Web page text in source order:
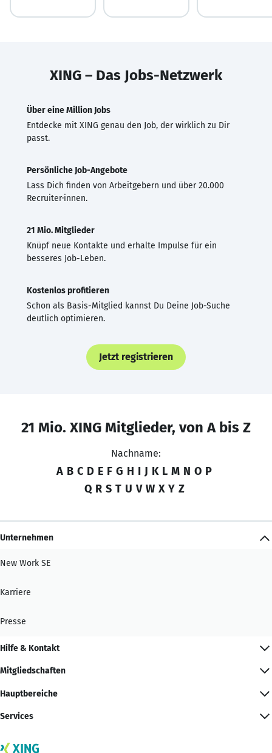
XING – Das Jobs-Netzwerk
Über eine Million Jobs
Entdecke mit XING genau den Job, der wirklich zu Dir
passt.
Persönliche Job-Angebote
Lass Dich finden von Arbeitgebern und über 20.000
Recruiter·innen.
21 Mio. Mitglieder
Knüpf neue Kontakte und erhalte Impulse für ein
besseres Job-Leben.
Kostenlos profitieren
Schon als Basis-Mitglied kannst Du Deine Job-Suche
deutlich optimieren.
Jetzt registrieren
21 Mio. XING Mitglieder, von A bis Z
Nachname:
A B C D E F G H I J K L M N O P
Q R S T U V W X Y Z
Unternehmen
New Work SE
Karriere
Presse
Hilfe & Kontakt
Mitgliedschaften
Hauptbereiche
Services